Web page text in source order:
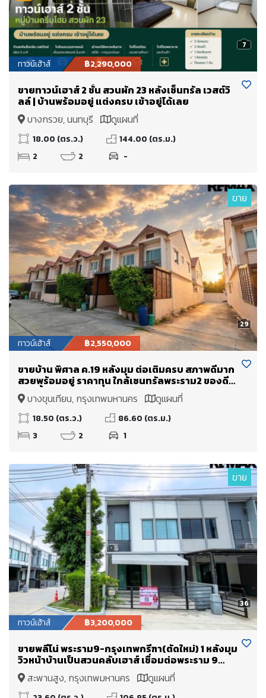
7
ทาวน์เฮ้าส์ ฿2,290,000
ขายทาวน์เฮาส์ 2 ชั้น สวนผัก 23 หลังเซ็นทรัล เวสต์วิ
ลล์ | บ้านพร้อมอยู่ แต่งครบ เข้าอยู่ได้เลย
บางกรวย, นนทบุรี
ดูแผนที่
18.00 (ตร.ว.)
144.00 (ตร.ม.)
2
2 -
29
ขาย
ทาวน์เฮ้าส์ ฿2,550,000
ขายบ้าน พิศาล ค.19 หลังมุม ต่อเติมครบ สภาพดีมาก
สวยพร้อมอยู่ ราคาทุน ใกล้เซนทรัลพระราม2 ของดีมี
หลังนี้หลังเดียว
บางขุนเทียน, กรุงเทพมหานคร ดูแผนที่
18.50 (ตร.ว.)
86.60 (ตร.ม.)
3
2 1
36
ขาย
ทาวน์เฮ้าส์ ฿3,200,000
ขายพลีโน่ พระราม9-กรุงเทพกรีฑา(ตัดใหม่) 1 หลังมุม
วิวหน้าบ้านเป็นสวนคลับเฮาส์ เชื่อมต่อพระราม 9
เพียง 15 นาที
สะพานสูง, กรุงเทพมหานคร ดูแผนที่